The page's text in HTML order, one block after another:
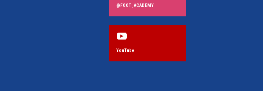
@FOOT_ACADEMY
YouTube